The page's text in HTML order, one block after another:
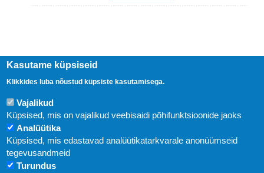
Uudised
Kasutame küpsiseid
Klikkides luba nõustud küpsiste kasutamisega.
Vajalikud
Küpsised, mis on vajalikud veebisaidi põhifunktsioonide jaoks
Analüütika
Küpsised, mis edastavad analüütikatarkvarale anonüümseid
tegevusandmeid
Turundus